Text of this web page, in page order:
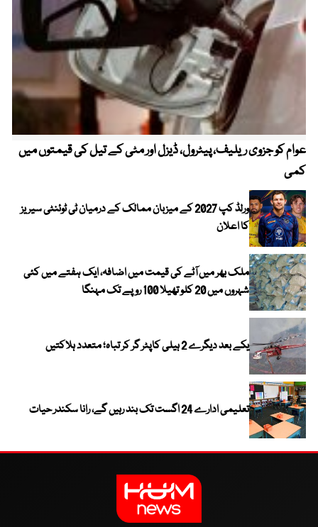
عوام کو جزوی ریلیف، پیٹرول، ڈیزل اور مٹی کے تیل کی قیمتوں میں
کمی
ورلڈ کپ 2027 کے میزبان ممالک کے درمیان ٹی ٹوئنٹی سیریز
کا اعلان
ملک بھر میں آٹے کی قیمت میں اضافہ، ایک ہفتے میں کئی
شہروں میں 20 کلو تھیلا 100 روپے تک مہنگا
یکے بعد دیگرے 2 ہیلی کاپٹر گر کر تباہ؛ متعدد ہلاکتیں
تعلیمی ادارے 24 اگست تک بند رہیں گے، رانا سکندر حیات